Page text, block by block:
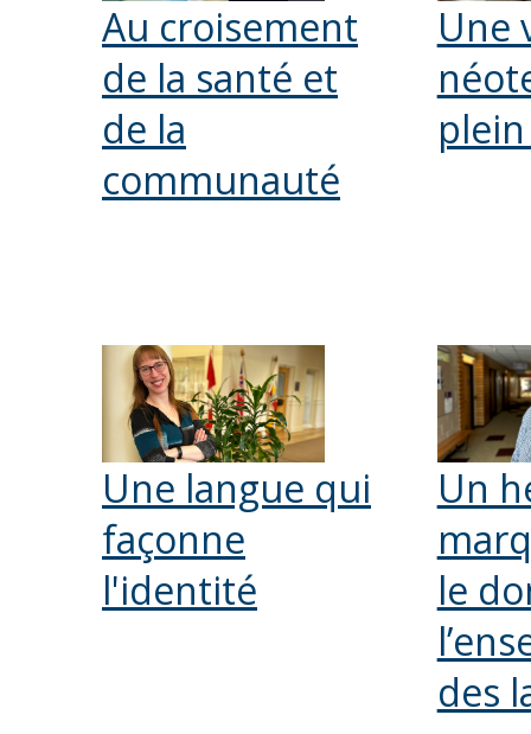
Au croisement
de la santé et
de la
communauté
Une
Une langue qui
façonne
l'identité
Un
le
des